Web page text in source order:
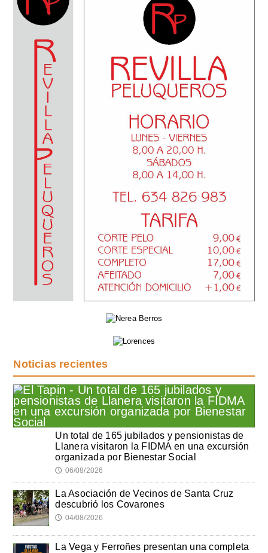
Noticias recientes
Un total de 165 jubilados y pensionistas de
Llanera visitaron la FIDMA en una excursión
organizada por Bienestar Social
🕔 06/08/2026
La Asociación de Vecinos de Santa Cruz
descubrió los Covarones
🕔 04/08/2026
La Vega y Ferroñes presentan una completa